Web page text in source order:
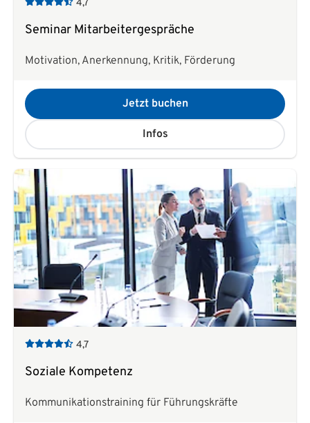
4,7
Seminar Mitarbeitergespräche
Motivation, Anerkennung, Kritik, Förderung
Jetzt buchen
Infos
4,7
Soziale Kompetenz
Kommunikationstraining für Führungskräfte